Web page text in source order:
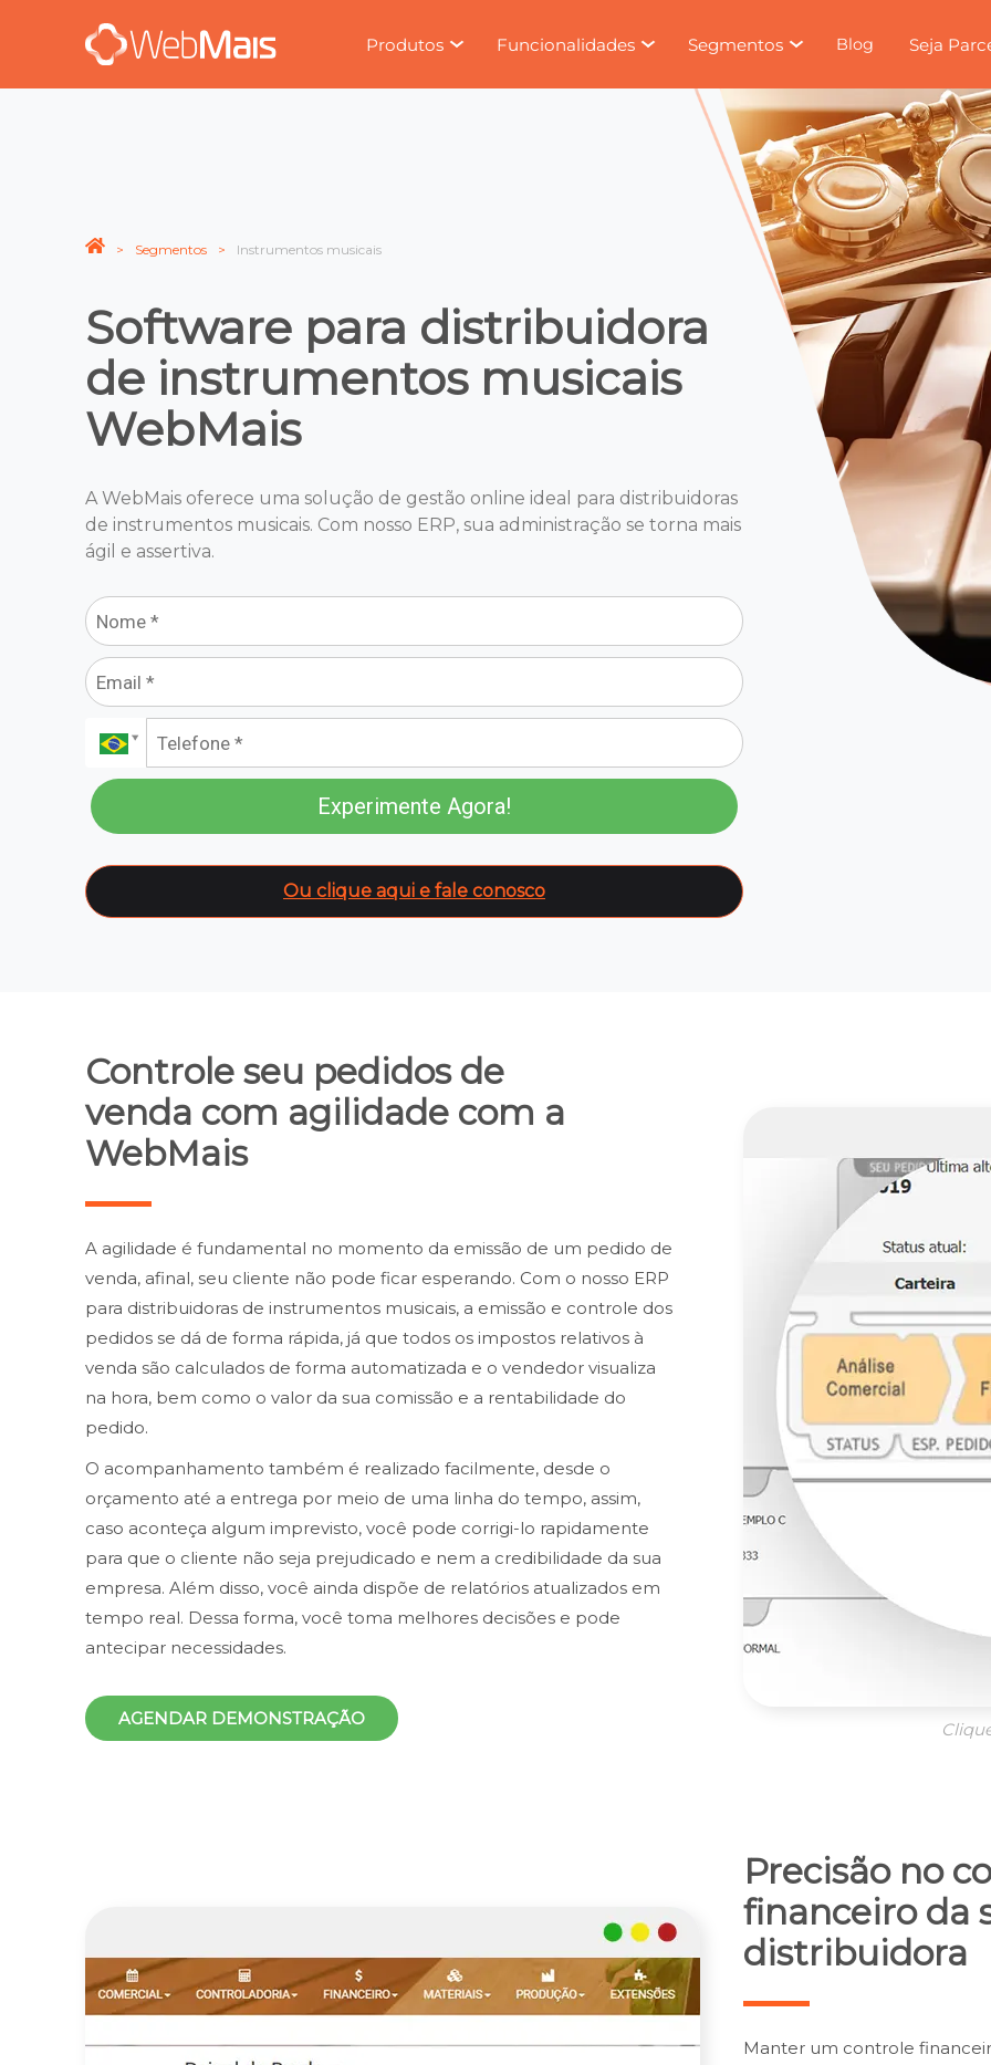
Produtos Funcionalidades Segmentos Blog Seja
Segmentos Instrumentos musicais
Software para distribuidora
de instrumentos musicais
WebMais
A WebMais oferece uma solução de gestão online ideal para distribuidoras
de instrumentos musicais. Com nosso ERP, sua administração se torna mais
ágil e assertiva.
Experimente Agora!
Ou clique aqui e fale conosco
Controle seu pedidos de
venda com agilidade com a
WebMais
A agilidade é fundamental no momento da emissão de um pedido de
venda, afinal, seu cliente não pode ficar esperando. Com o nosso ERP
para distribuidoras de instrumentos musicais, a emissão e controle dos
pedidos se dá de forma rápida, já que todos os impostos relativos à
venda são calculados de forma automatizada e o vendedor visualiza
na hora, bem como o valor da sua comissão e a rentabilidade do
pedido.
O acompanhamento também é realizado facilmente, desde o
orçamento até a entrega por meio de uma linha do tempo, assim,
caso aconteça algum imprevisto, você pode corrigi-lo rapidamente
para que o cliente não seja prejudicado e nem a credibilidade da sua
empresa. Além disso, você ainda dispõe de relatórios atualizados em
tempo real. Dessa forma, você toma melhores decisões e pode
antecipar necessidades.
AGENDAR DEMONSTRAÇÃO
Precisão no
financeiro da
distribuidora
Manter um controle